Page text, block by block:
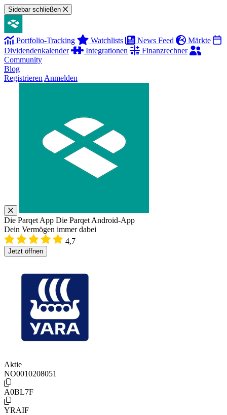
Sidebar schließen
Portfolio-Tracking Watchlists News Feed
Märkte
Dividendenkalender
Integrationen
Finanzrechner
Community
Blog
Registrieren Anmelden
Die Parqet App Die Parqet Android-App
Dein Vermögen immer dabei
4,7
Jetzt öffnen
Aktie
NO0010208051
A0BL7F
YRAIF